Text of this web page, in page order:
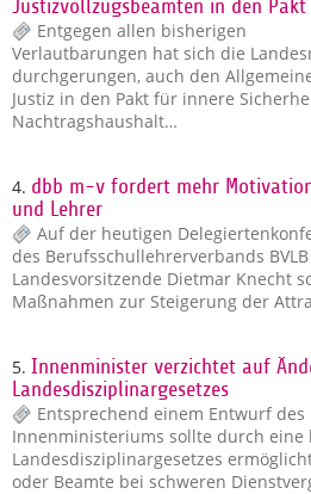
Justizvollzugsbeamten in den
Entgegen allen bisherigen
Verlautbarungen hat sich die
durchgerungen, auch den
Justiz in den Pakt für innere
Nachtragshaushalt…
4. dbb m-v fordert mehr
und Lehrer
Auf der heutigen
des Berufsschullehrerverbands
Landesvorsitzende Dietmar Knecht
Maßnahmen zur Steigerung der
5. Innenminister verzichtet auf
Landesdisziplinargesetzes
Entsprechend einem Entwurf des
Innenministeriums sollte durch eine
Landesdisziplinargesetzes
oder Beamte bei schweren